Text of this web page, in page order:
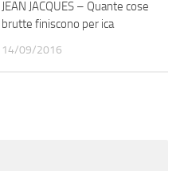
JEAN JACQUES – Quante cose
brutte finiscono per ica
14/09/2016